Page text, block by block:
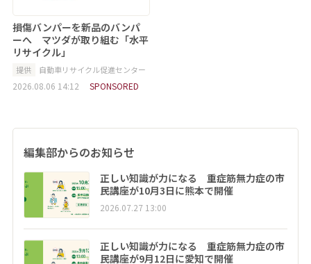
損傷バンパーを新品のバンパ
ーへ マツダが取り組む「水平
リサイクル」
提供 自動車リサイクル促進センター
2026.08.06 14:12 SPONSORED
編集部からのお知らせ
正しい知識が力になる 重症筋無力症の市
民講座が10月3日に熊本で開催
2026.07.27 13:00
正しい知識が力になる 重症筋無力症の市
民講座が9月12日に愛知で開催